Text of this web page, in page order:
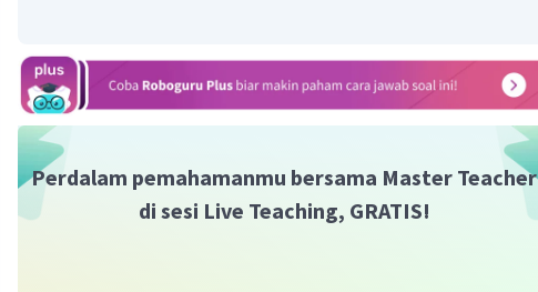
Perdalam pemahamanmu bersama Master Teacher
di sesi Live Teaching, GRATIS!